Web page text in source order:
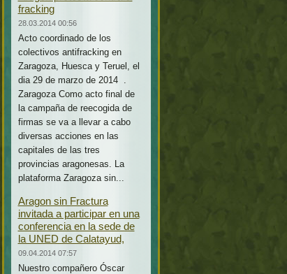
fracking
28.03.2014 00:56
Acto coordinado de los
colectivos antifracking en
Zaragoza, Huesca y Teruel, el
dia 29 de marzo de 2014 .
Zaragoza Como acto final de
la campaña de reecogida de
firmas se va a llevar a cabo
diversas acciones en las
capitales de las tres
provincias aragonesas. La
plataforma Zaragoza sin...
Aragon sin Fractura
invitada a participar en una
conferencia en la sede de
la UNED de Calatayud,
09.04.2014 07:57
Nuestro compañero Óscar